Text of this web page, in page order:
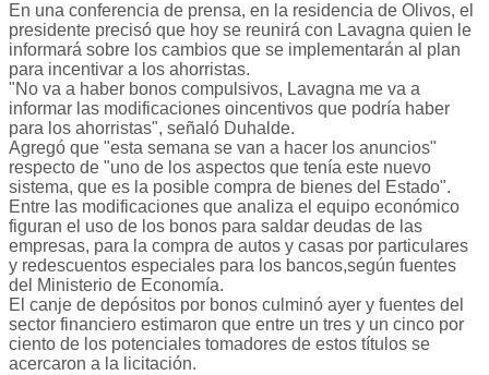
En una conferencia de prensa, en la residencia de Olivos, el
presidente precisó que hoy se reunirá con Lavagna quien le
informará sobre los cambios que se implementarán al plan
para incentivar a los ahorristas.
"No va a haber bonos compulsivos, Lavagna me va a
informar las modificaciones oincentivos que podría haber
para los ahorristas", señaló Duhalde.
Agregó que "esta semana se van a hacer los anuncios"
respecto de "uno de los aspectos que tenía este nuevo
sistema, que es la posible compra de bienes del Estado".
Entre las modificaciones que analiza el equipo económico
figuran el uso de los bonos para saldar deudas de las
empresas, para la compra de autos y casas por particulares
y redescuentos especiales para los bancos,según fuentes
del Ministerio de Economía.
El canje de depósitos por bonos culminó ayer y fuentes del
sector financiero estimaron que entre un tres y un cinco por
ciento de los potenciales tomadores de estos títulos se
acercaron a la licitación.